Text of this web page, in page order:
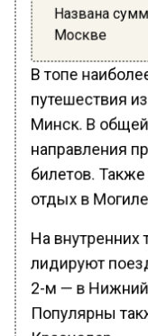
Названа
Москве
В топе
путешествия
Минск. В
направления
билетов.
отдых в
На внутренних
лидируют
2-м — в Нижний
Популярны